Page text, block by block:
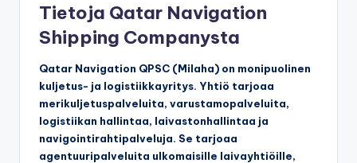
Tietoja Qatar Navigation
Shipping Companysta
Qatar Navigation QPSC (Milaha) on monipuolinen
kuljetus- ja logistiikkayritys. Yhtiö tarjoaa
merikuljetuspalveluita, varustamopalveluita,
logistiikan hallintaa, laivastonhallintaa ja
navigointirahtipalveluja. Se tarjoaa
agentuuripalveluita ulkomaisille laivayhtiöille,